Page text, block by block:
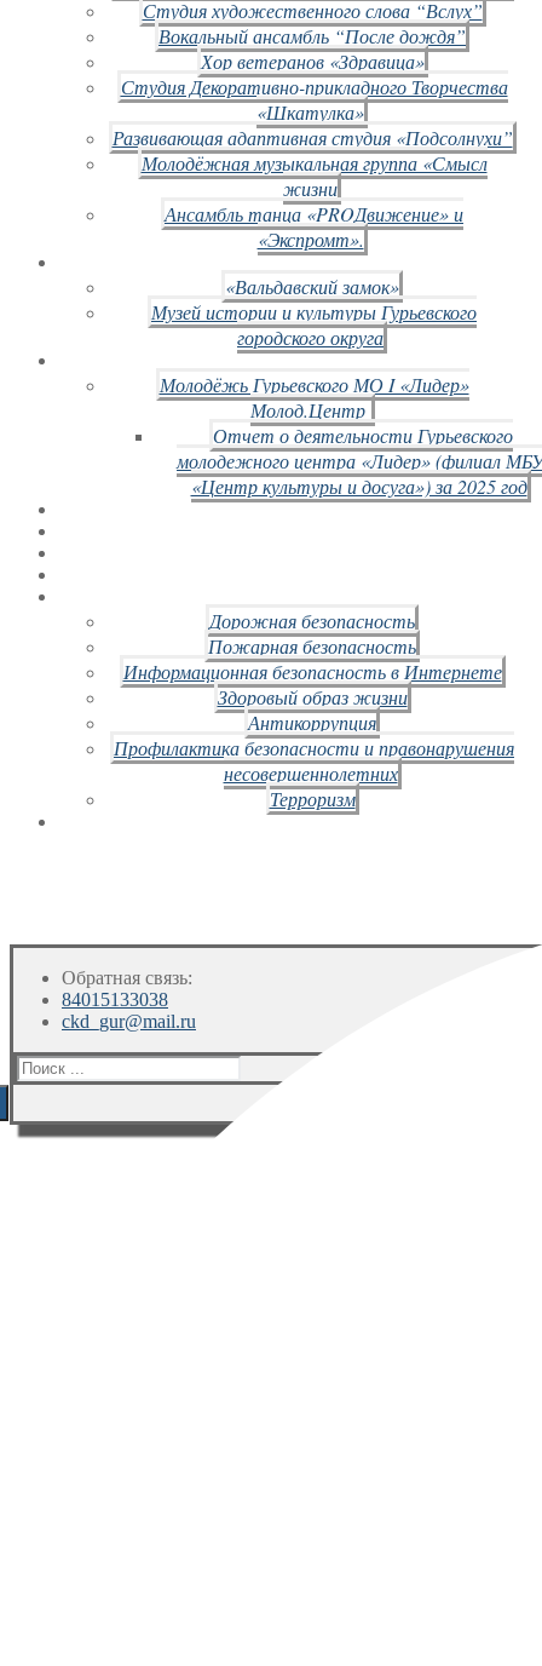
Студия художественного слова “Вслух”
Вокальный ансамбль “После дождя”
Хор ветеранов «Здравица»
Студия Декоративно-прикладного Творчества
«Шкатулка»
Развивающая адаптивная студия «Подсолнухи”
Молодёжная музыкальная группа «Смысл
жизни
Ансамбль танца «PROДвижение» и
«Экспромт».
«Вальдавский замок»
Музей истории и культуры Гурьевского
городского округа
Молодёжь Гурьевского МО I «Лидер»
Молод.Центр
Отчет о деятельности Гурьевского
молодежного центра «Лидер» (филиал
«Центр культуры и досуга») за 2025 год
Дорожная безопасность
Пожарная безопасность
Информационная безопасность в Интернете
Здоровый образ жизни
Антикоррупция
Профилактика безопасности и правонарушения
несовершеннолетних
Терроризм
Обратная связь:
84015133038
ckd_gur@mail.ru
Искать: